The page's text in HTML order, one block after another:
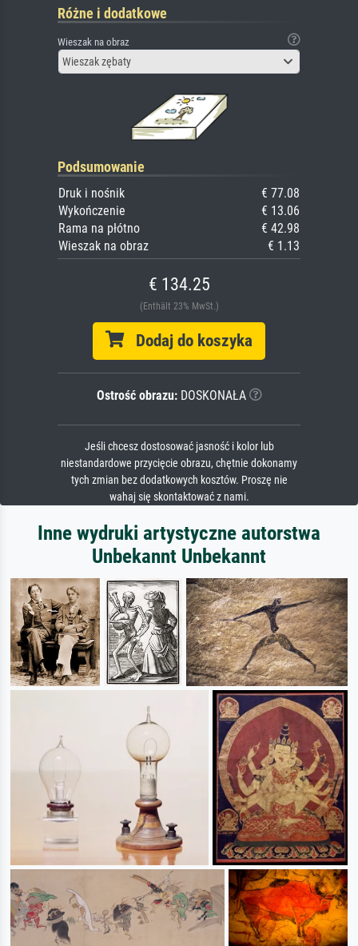
Różne i dodatkowe
Wieszak na obraz
Wieszak zębaty
Podsumowanie
Druk i nośnik
€ 77.08
Wykończenie
€ 13.06
Rama na płótno
€ 42.98
Wieszak na obraz
€ 1.13
€ 134.25
(Enthält 23% MwSt.)
Dodaj do koszyka
Ostrość obrazu:DOSKONAŁA
Jeśli chcesz dostosować jasność i kolor lub
niestandardowe przycięcie obrazu, chętnie dokonamy
tych zmian bez dodatkowych kosztów. Proszę nie
wahaj się skontaktować z nami.
Inne wydruki artystyczne autorstwa
Unbekannt Unbekannt